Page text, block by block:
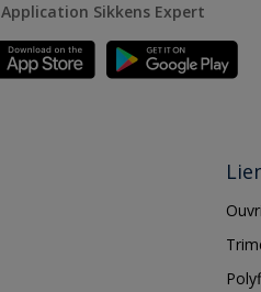
Application Sikkens Expert